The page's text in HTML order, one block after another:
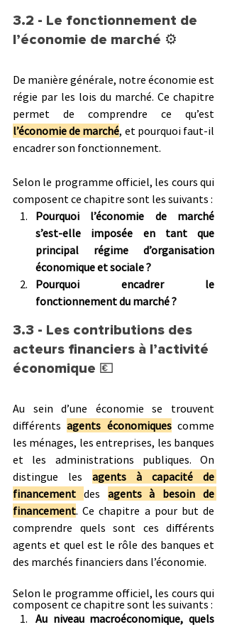
3.2 - Le fonctionnement de
l’économie de marché ⚙️
De manière générale, notre économie est
régie par les lois du marché. Ce chapitre
l’économie de marché, et pourquoi faut-il
encadrer son fonctionnement.
Selon le programme officiel, les cours qui
composent ce chapitre sont les suivants :
Pourquoi l’économie de marché
s’est-elle imposée en tant que
principal régime d’organisation
économique et sociale ?
Pourquoi encadrer le
fonctionnement du marché ?
3.3 - Les contributions des
acteurs financiers à l’activité
économique 💶
Au sein d’une économie se trouvent
différents agents économiques comme
les ménages, les entreprises, les banques
et les administrations publiques. On
distingue les agents à capacité de
financement des agents à besoin de
financement. Ce chapitre a pour but de
comprendre quels sont ces différents
agents et quel est le rôle des banques et
des marchés financiers dans l’économie.
Selon le programme officiel, les cours qui
composent ce chapitre sont les suivants :
Au niveau macroéconomique, quels